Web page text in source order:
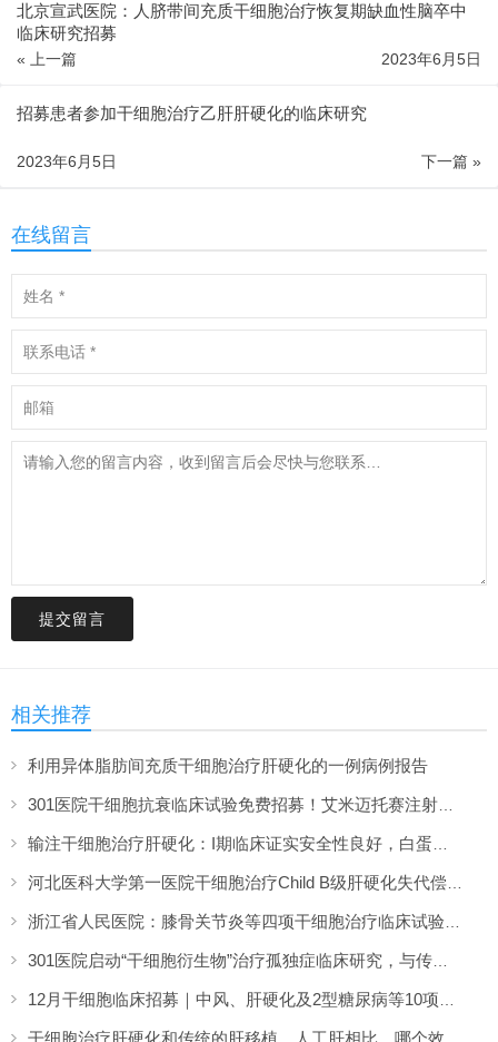
北京宣武医院：人脐带间充质干细胞治疗恢复期缺血性脑卒中
临床研究招募
« 上一篇 2023年6月5日
招募患者参加干细胞治疗乙肝肝硬化的临床研究
下一篇 »
2023年6月5日
在线留言
提交留言
相关推荐
利用异体脂肪间充质干细胞治疗肝硬化的一例病例报告
301医院干细胞抗衰临床试验免费招募！艾米迈托赛注射液面向全国招募2000名50岁以上受试者
输注干细胞治疗肝硬化：I期临床证实安全性良好，白蛋白及生活质量显著改善
河北医科大学第一医院干细胞治疗Child B级肝硬化失代偿期临床研究获成功备案
浙江省人民医院：膝骨关节炎等四项干细胞治疗临床试验招募启动
301医院启动“干细胞衍生物”治疗孤独症临床研究，与传统细胞输注有何不同？
12月干细胞临床招募｜中风、肝硬化及2型糖尿病等10项研究同步启动（附报名方式）